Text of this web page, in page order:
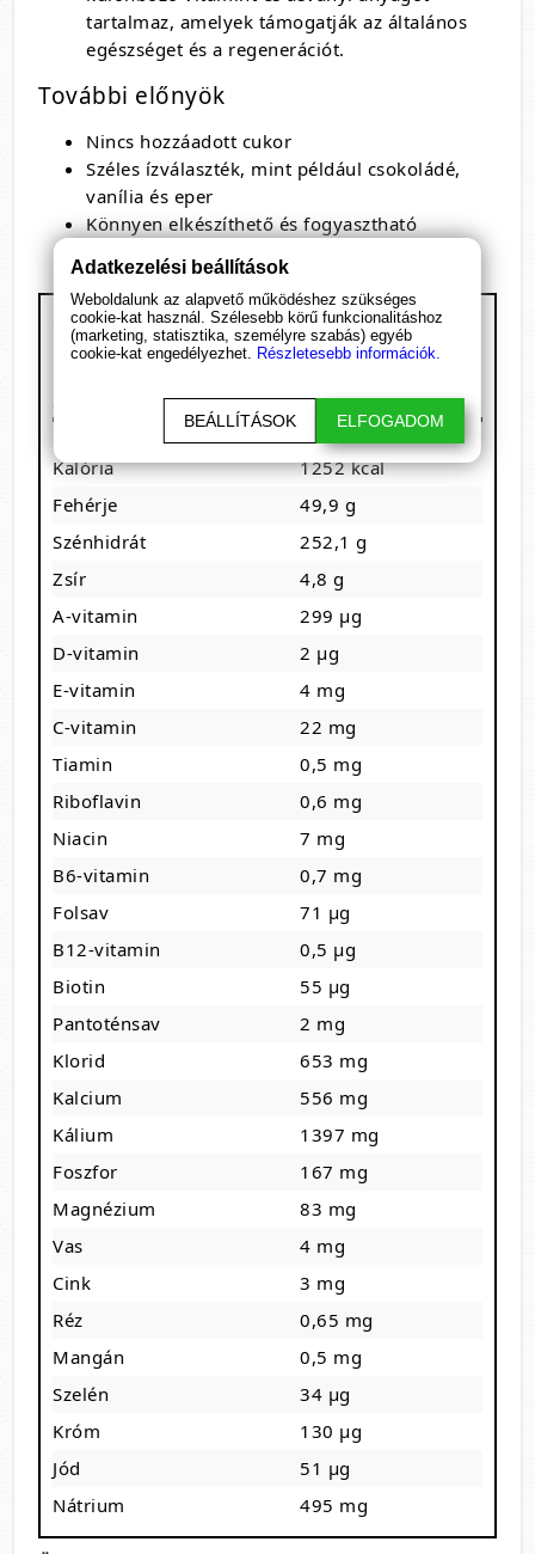
tartalmaz, amelyek támogatják az általános
egészséget és a regenerációt.
További előnyök
Nincs hozzáadott cukor
Széles ízválaszték, mint például csokoládé,
vanília és eper
Könnyen elkészíthető és fogyasztható
Optimum Nutrition - ON Serious Mass
Kiszerelés: 2730/5600 g
8-15 adagot tartalmaz
Kalória
1252 kcal
Fehérje
49,9 g
Szénhidrát
252,1 g
Zsír
4,8 g
A-vitamin
299 µg
D-vitamin
2 µg
E-vitamin
4 mg
C-vitamin
22 mg
Tiamin
0,5 mg
Riboflavin
0,6 mg
Niacin
7 mg
B6-vitamin
0,7 mg
Folsav
71 µg
B12-vitamin
0,5 µg
Biotin
55 µg
Pantoténsav
2 mg
Klorid
653 mg
Kalcium
556 mg
Kálium
1397 mg
Foszfor
167 mg
Magnézium
83 mg
Vas
4 mg
Cink
3 mg
Réz
0,65 mg
Mangán
0,5 mg
Szelén
34 µg
Króm
130 µg
Jód
51 µg
Nátrium
495 mg
Adatkezelési beállítások
Weboldalunk az alapvető működéshez szükséges
cookie-kat használ. Szélesebb körű funkcionalitáshoz
(marketing, statisztika, személyre szabás) egyéb
cookie-kat engedélyezhet. Részletesebb információk.
BEÁLLÍTÁSOK ELFOGADOM